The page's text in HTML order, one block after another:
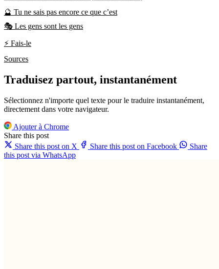
🔮 Tu ne sais pas encore ce que c’est
🎭 Les gens sont les gens
⚡ Fais-le
Sources
Traduisez partout, instantanément
Sélectionnez n'importe quel texte pour le traduire instantanément,
directement dans votre navigateur.
Ajouter à Chrome
Share this post
Share this post on X
Share this post on Facebook
Share
this post via WhatsApp